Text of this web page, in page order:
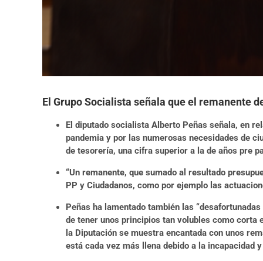
El Grupo Socialista señala que el remanente
El diputado socialista Alberto Peñas señala, en
pandemia y por las numerosas necesidades de
de tesorería, una cifra superior a la de años pre
“Un remanente, que sumado al resultado
PP y Ciudadanos, como por ejemplo las
Peñas ha lamentado también las
de tener unos principios tan volubles como corta
la Diputación se muestra encantada con unos
está cada vez más llena debido a la incapacidad